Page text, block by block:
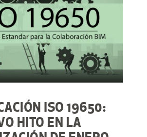
ISO 19650:
HITO EN LA